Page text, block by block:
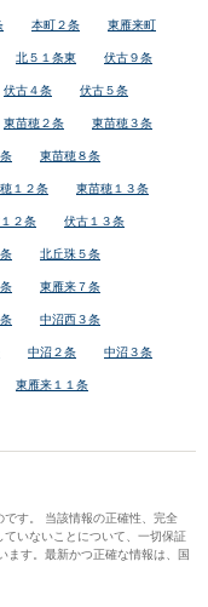
本町２条 東雁来町
北５１条東 伏古９条
伏古４条 伏古５条
東苗穂２条 東苗穂３条
東苗穂８条
１２条 東苗穂１３条
２条 伏古１３条
北丘珠５条
東雁来７条
中沼西３条
中沼２条 中沼３条
東雁来１１条
す。 当該情報の正確性、完全
いないことについて、一切保証
ます。最新かつ正確な情報は、国